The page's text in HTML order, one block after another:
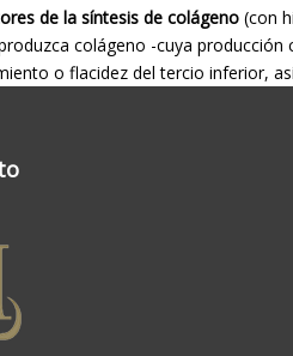
de la síntesis de colágeno (con
colágeno -cuya
o flacidez del tercio inferior,